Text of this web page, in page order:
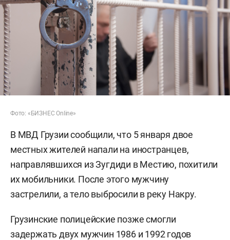
Фото: «БИЗНЕС Online»
В МВД Грузии сообщили, что 5 января двое
местных жителей напали на иностранцев,
направлявшихся из Зугдиди в Местию, похитили
их мобильники. После этого мужчину
застрелили, а тело выбросили в реку Накру.
Грузинские полицейские позже смогли
задержать двух мужчин 1986 и 1992 годов